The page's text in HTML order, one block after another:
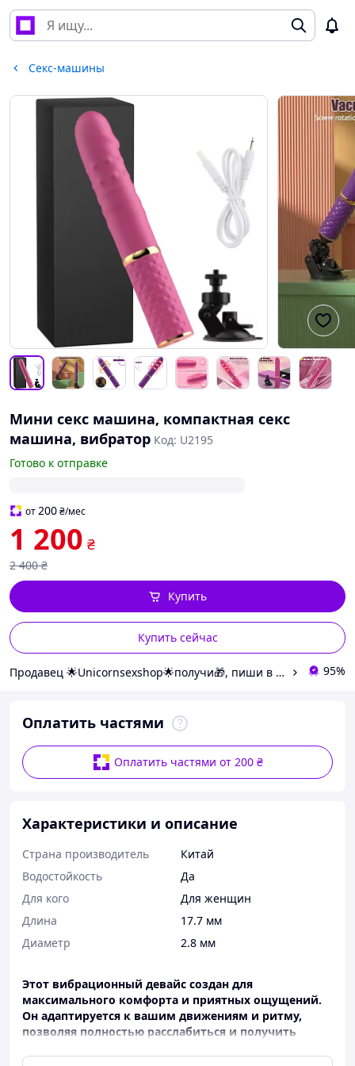
Секс-машины
Мини секс машина, компактная секс
машина, вибратор Код: U2195
Готово к отправке
от200₴/мес
1 200 ₴
2 400 ₴
Купить сейчас
Купить
Продавец 🌟Unicornsexshop🌟получи🎁, пиши в заказе "хочу 🎁" 95%
Оплатить частями
Оплатить частями от 200 ₴
Характеристики и описание
Страна производитель
Китай
Водостойкость
Да
Для кого
Для женщин
Длина
17.7 мм
Диаметр
2.8 мм
Этот вибрационный девайс создан для
максимального комфорта и приятных ощущений.
Он адаптируется к вашим движениям и ритму,
позволяя полностью расслабиться и получить